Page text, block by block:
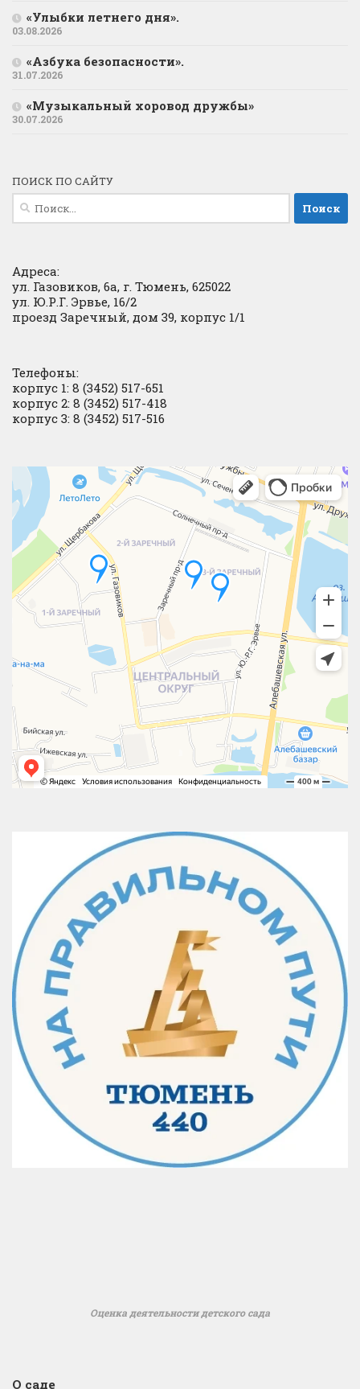
«Улыбки летнего дня».
03.08.2026
«Азбука безопасности».
31.07.2026
«Музыкальный хоровод дружбы»
30.07.2026
ПОИСК ПО САЙТУ
Найти:
Адреса:
ул. Газовиков, 6а, г. Тюмень, 625022
ул. Ю.Р.Г. Эрвье, 16/2
проезд Заречный, дом 39, корпус 1/1
Телефоны:
корпус 1: 8 (3452) 517-651
корпус 2: 8 (3452) 517-418
корпус 3: 8 (3452) 517-516
Оценка деятельности детского сада
О саде